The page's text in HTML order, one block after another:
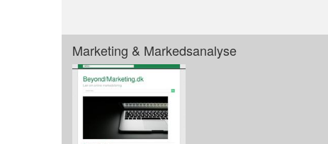
Marketing & Markedsanalyse